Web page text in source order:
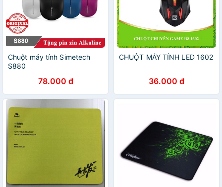
Chuột máy tính Simetech
S880
78.000 đ
CHUỘT MÁY TÍNH LED 1602
36.000 đ